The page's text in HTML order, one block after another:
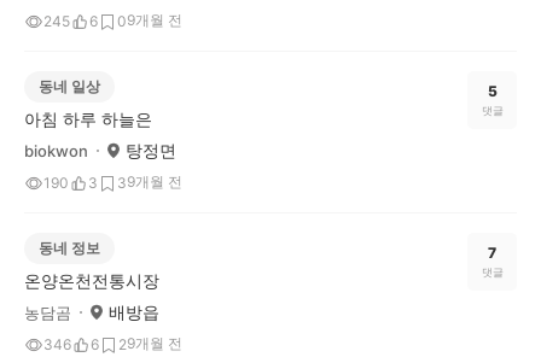
245 6 09개월 전
동네 일상
아침 하루 하늘은
biokwon 탕정면
190 3 39개월 전
5
댓글
동네 정보
온양온천전통시장
농담곰 배방읍
346 6 29개월 전
7
댓글